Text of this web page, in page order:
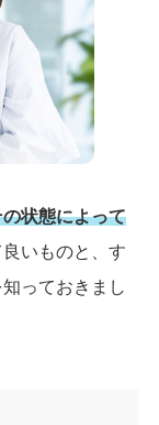
状態によって
いものと、す
っておきまし